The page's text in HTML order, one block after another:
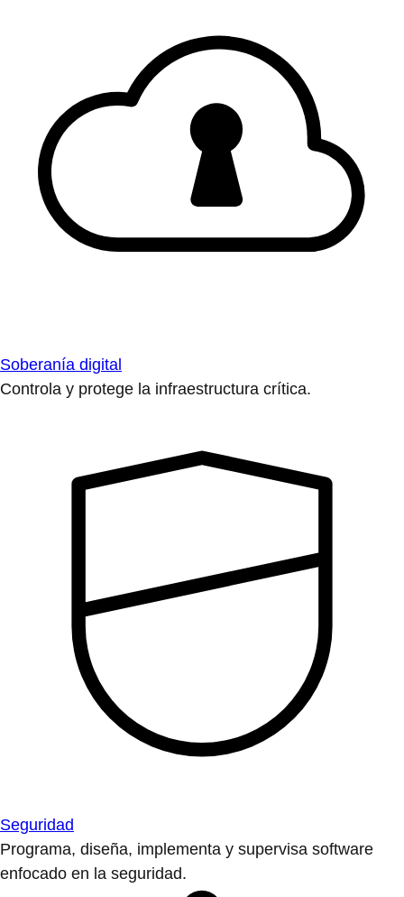
Soberanía digital
Controla y protege la infraestructura crítica.
Seguridad
Programa, diseña, implementa y supervisa software
enfocado en la seguridad.